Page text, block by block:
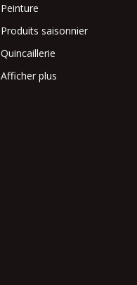
Peinture
Produits saisonnier
Quincaillerie
Afficher plus